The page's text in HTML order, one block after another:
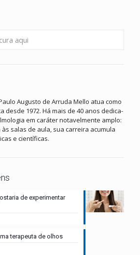
Augusto de Arruda Mello atua como
desde 1972. Há mais de 40 anos dedica-
em caráter notavelmente amplo:
salas de aula, sua carreira acumula
e científicas.
de experimentar
terapeuta de olhos